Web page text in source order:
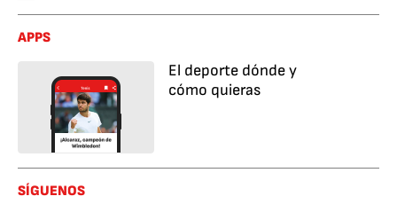
APPS
El deporte dónde y
cómo quieras
SÍGUENOS